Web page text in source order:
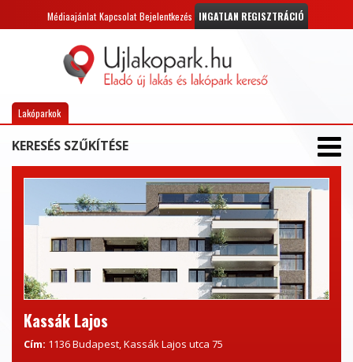
Médiaajánlat Kapcsolat Bejelentkezés INGATLAN REGISZTRÁCIÓ
Lakóparkok
KERESÉS SZŰKÍTÉSE
Kassák Lajos
Cím: 1136 Budapest, Kassák Lajos utca 75